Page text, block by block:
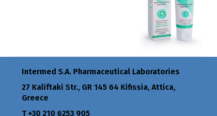
Intermed S.A. Pharmaceutical Laboratories
27 Kaliftaki Str., GR 145 64 Κifissia, Attica,
Greece
Τ +30 210 6253 905